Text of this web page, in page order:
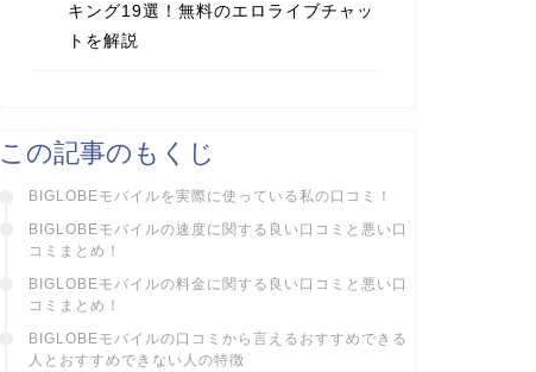
キング19選！無料のエロライブチャッ
トを解説
この記事のもくじ
BIGLOBEモバイルを実際に使っている私の口コミ！
BIGLOBEモバイルの速度に関する良い口コミと悪い口
コミまとめ！
BIGLOBEモバイルの料金に関する良い口コミと悪い口
コミまとめ！
BIGLOBEモバイルの口コミから言えるおすすめできる
人とおすすめできない人の特徴